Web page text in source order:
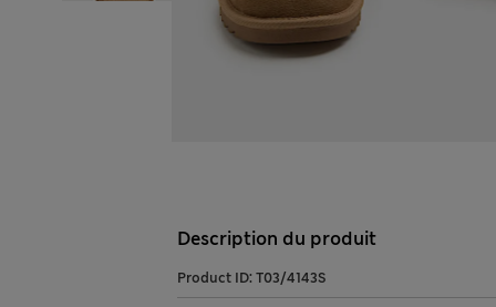
Description du produit
Product ID: T03/4143S